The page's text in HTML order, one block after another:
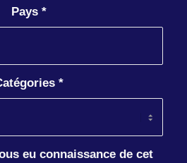
Pays *
*
eu connaissance de cet